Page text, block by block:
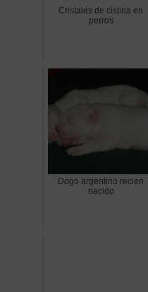
Cristales de cistina en
perros
Dogo argentino recien
nacido